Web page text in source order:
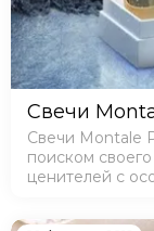
Свечи
Свечи Montale
поиском
ценителей с
пользуется